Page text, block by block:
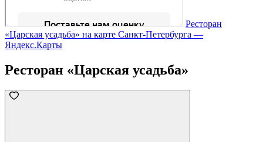
Ресторан
«Царская усадьба» на карте Санкт‑Петербурга —
Яндекс.Карты
Ресторан «Царская усадьба»